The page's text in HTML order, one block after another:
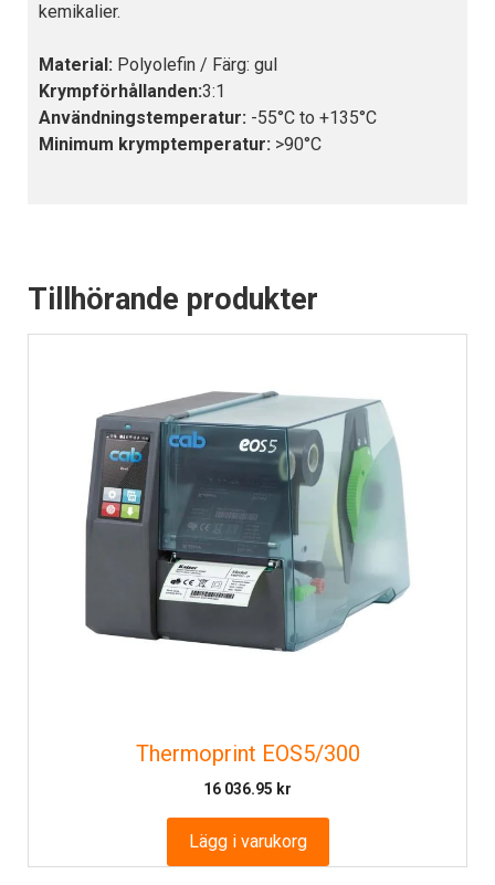
kemikalier.
Material: Polyolefin / Färg: gul
Krympförhållanden:3:1
Användningstemperatur: -55°C to +135°C
Minimum krymptemperatur: >90°C
Tillhörande produkter
Thermoprint EOS5/300
16 036.95 kr
Lägg i varukorg